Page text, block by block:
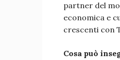
partner del
economica e
crescenti con
Cosa può